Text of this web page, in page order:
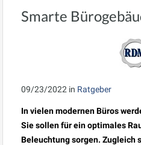
Smarte
09/23/2022 in Ratgeber
In vielen modernen Büros
Sie sollen für ein optimales
Beleuchtung sorgen. Zugleich